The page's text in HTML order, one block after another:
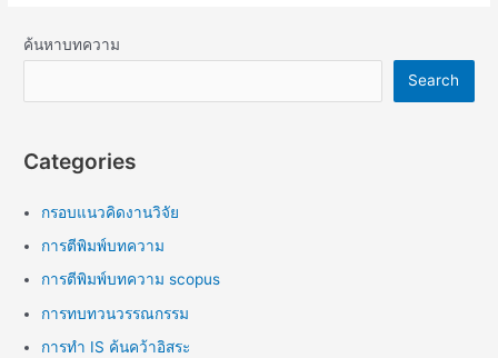
ค้นหาบทความ
Search
Categories
กรอบแนวคิดงานวิจัย
การตีพิมพ์บทความ
การตีพิมพ์บทความ scopus
การทบทวนวรรณกรรม
การทำ IS ค้นคว้าอิสระ